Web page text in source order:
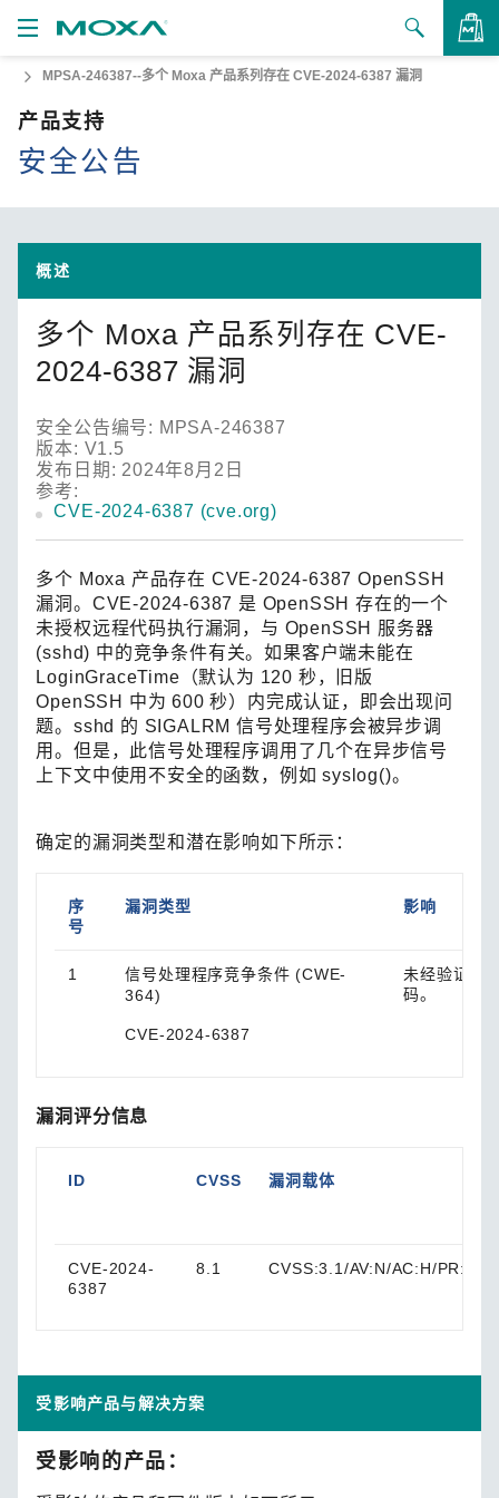
品
决方案
系我们
Moxa
MPSA-246387--多个 Moxa 产品系列存在 CVE-2024-6387 漏洞
产品支持
安全公告
概述
多个 Moxa 产品系列存在 CVE-
2024-6387 漏洞
安全公告编号: MPSA-246387
版本: V1.5
发布日期: 2024年8月2日
参考:
CVE-2024-6387 (cve.org)
多个 Moxa 产品存在 CVE-2024-6387 OpenSSH
漏洞。CVE-2024-6387 是 OpenSSH 存在的一个
未授权远程代码执行漏洞，与 OpenSSH 服务器
(sshd) 中的竞争条件有关。如果客户端未能在
LoginGraceTime（默认为 120 秒，旧版
OpenSSH 中为 600 秒）内完成认证，即会出现问
题。sshd 的 SIGALRM 信号处理程序会被异步调
用。但是，此信号处理程序调用了几个在异步信号
上下文中使用不安全的函数，例如 syslog()。
确定的漏洞类型和潜在影响如下所示：
序
号
漏洞类型 影响
1
信号处理程序竞争条件 (CWE-
364)
CVE-2024-6387
未经验证的
码。
漏洞评分信息
ID CVSS 漏洞载体
CVE-2024-
6387
8.1 CVSS:3.1/AV:N/AC:H/PR:N/
受影响产品与解决方案
受影响的产品：